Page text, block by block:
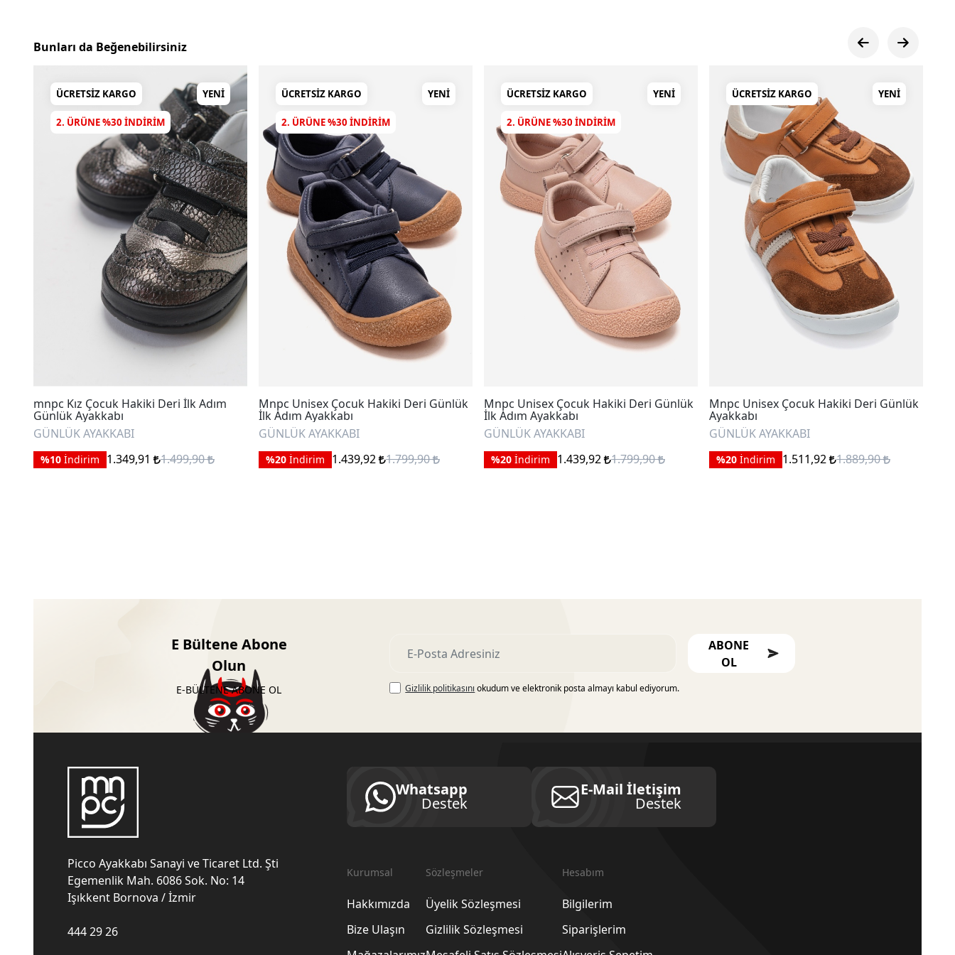
Bunları da Beğenebilirsiniz
ÜCRETSIZ KARGO YENI
2. ÜRÜNE %30 INDIRIM
mnpc Kız Çocuk Hakiki Deri İlk Adım
Günlük Ayakkabı
GÜNLÜK AYAKKABI
%10 İndirim 1.349,91 1.499,90
ÜCRETSIZ KARGO YENI
2. ÜRÜNE %30 INDIRIM
Mnpc Unisex Çocuk Hakiki Deri Günlük
İlk Adım Ayakkabı
GÜNLÜK AYAKKABI
%20 İndirim 1.439,92 1.799,90
ÜCRETSIZ KARGO YENI
2. ÜRÜNE %30 INDIRIM
Mnpc Unisex Çocuk Hakiki Deri Günlük
İlk Adım Ayakkabı
GÜNLÜK AYAKKABI
%20 İndirim 1.439,92 1.799,90
ÜCRETSIZ KARGO YENI
Mnpc Unisex Çocuk Hakiki Deri Günlük
Ayakkabı
GÜNLÜK AYAKKABI
%20 İndirim 1.511,92 1.889,90
E Bültene Abone
Olun
E-BÜLTENE ABONE OL
ABONE
OL
Gizlilik politikasını okudum ve elektronik posta almayı kabul ediyorum.
Picco Ayakkabı Sanayi ve Ticaret Ltd. Şti
Egemenlik Mah. 6086 Sok. No: 14
Işıkkent Bornova / İzmir
444 29 26
Whatsapp
Destek
E-Mail İletişim
Destek
Kurumsal
Hakkımızda
Bize Ulaşın
Sözleşmeler
Üyelik Sözleşmesi
Gizlilik Sözleşmesi
Hesabım
Bilgilerim
Siparişlerim